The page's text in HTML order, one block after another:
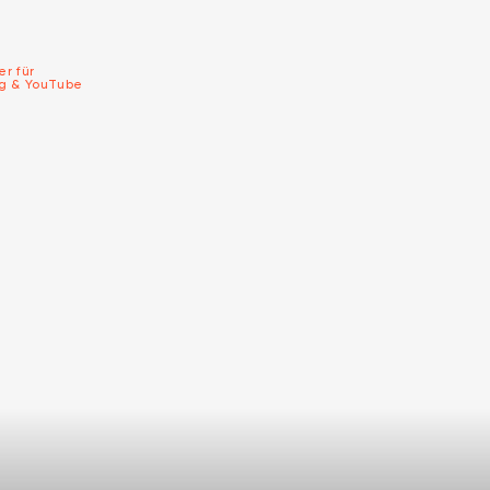
für
& YouTube